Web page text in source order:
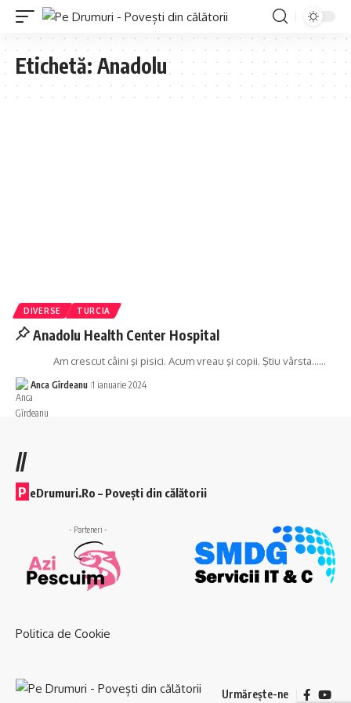
Etichetă: Anadolu
DIVERSE TURCIA
Anadolu Health Center Hospital
Am crescut câini şi pisici. Acum vreau şi copii. Ştiu vârsta……
Anca Gîrdeanu 1 ianuarie 2024
//
P eDrumuri.Ro – Povești din călătorii
- Parteneri -
Politica de Cookie
Urmărește-ne